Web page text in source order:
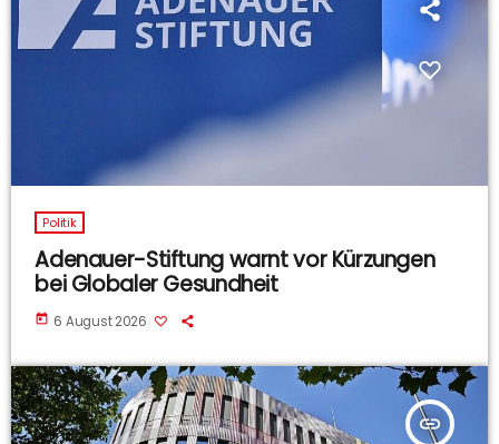
Politik
Adenauer-Stiftung warnt vor Kürzungen
bei Globaler Gesundheit
today 6 August 2026
insert_link